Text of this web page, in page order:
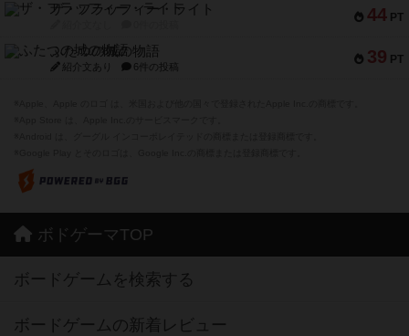
44 PT
ザ・フラッフィー・ライト
39 PT
ふたつの城の物語
紹介文あり 6件の投稿
ボドゲーマTOP
ボードゲームを検索する
ボードゲームの新着レビュー